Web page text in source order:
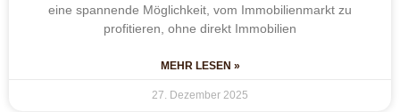
eine spannende Möglichkeit, vom Immobilienmarkt zu
profitieren, ohne direkt Immobilien
MEHR LESEN »
27. Dezember 2025